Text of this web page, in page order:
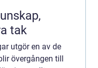
tak
utgör en av de
övergången till